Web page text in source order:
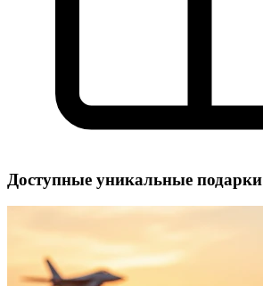
Доступные уникальные подарки